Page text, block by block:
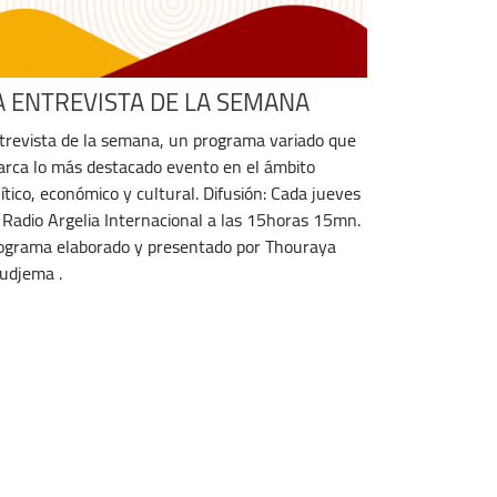
ENTREVISTA DE LA SEMANA
de la semana, un programa variado que
lo más destacado evento en el ámbito
económico y cultural. Difusión: Cada jueves
Argelia Internacional a las 15horas 15mn.
elaborado y presentado por Thouraya
.